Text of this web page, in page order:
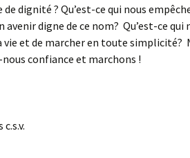
dignité ? Qu’est-ce qui nous
digne de ce nom? Qu’est-ce qui
et de marcher en toute simplicité?
confiance et marchons !